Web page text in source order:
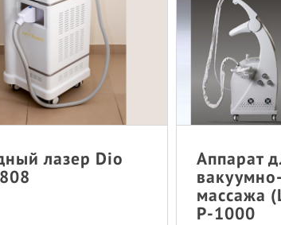
лазер Dio
Аппарат
массажа
P-1000